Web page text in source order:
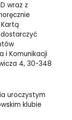
wraz z
dostarczyć
i Komunikacji
4, 30-348
uroczystym
klubie